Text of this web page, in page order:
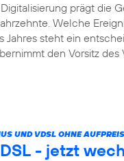
prägt die
Welche
Jahres steht ein
den Vorsitz
UND VDSL OHNE
DSL - jetzt